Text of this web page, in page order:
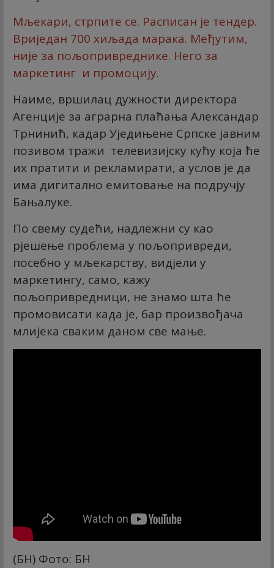
Мљекари, стрпите се. Расписан је тендер.
Вриједан 700 хиљада марака. Међутим,
није за пољопривреднике. Него за
маркетинг и промоцију.
Наиме, вршилац дужности директора
Агенције за аграрна плаћања Александар
Трнинић, кадар Уједињене Српске јавним
позивом тражи телевизијску кућу која ће
их пратити и рекламирати, а услов је да
има дигитално емитовање на подручју
Бањалуке.
По свему судећи, надлежни су као
рјешење проблема у пољопривреди,
посебно у мљекарству, видјели у
маркетингу, само, кажу
пољопривредници, не знамо шта ће
промовисати када је, бар произвођача
млијека сваким даном све мање.
(БН) Фото: БН